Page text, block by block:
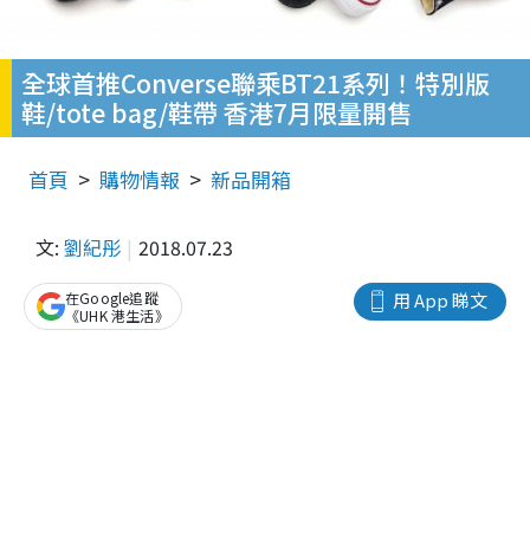
全球首推Converse聯乘BT21系列！特別版
鞋/tote bag/鞋帶 香港7月限量開售
首頁 購物情報 新品開箱
文: 劉紀彤 2018.07.23
用 App 睇文
在Google追蹤
《UHK 港生活》